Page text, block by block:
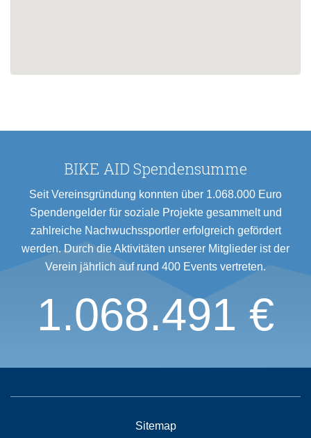
BIKE AID Spendensumme
Seit Vereinsgründung konnten über 1.068.000 Euro
Spendengelder für soziale Projekte gesammelt und
zahlreiche Nachwuchssportler erfolgreich gefördert
werden. Durch die Aktivitäten unserer Mitglieder ist der
Verein jährlich auf rund 400 Events vertreten.
1.068.491 €
Sitemap